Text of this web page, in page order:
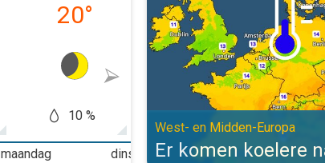
20°
10 %
27°
10 %
33
maandag
dinsdag
woensdag
West- en Midden-Europa
Er komen koelere